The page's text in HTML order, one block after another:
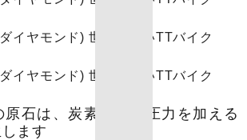
原石は、炭素に熱と圧力を加える
ます